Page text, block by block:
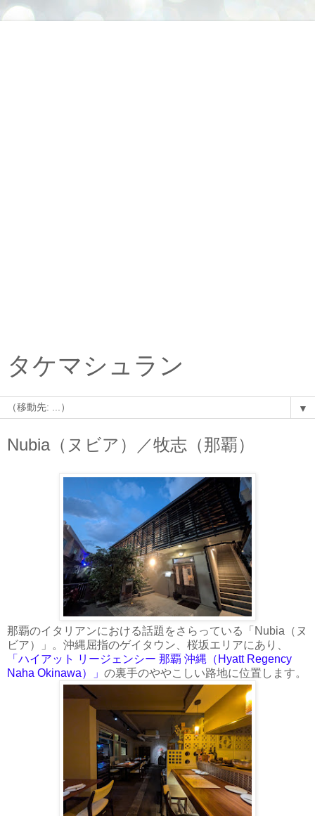
タケマシュラン
▼
Nubia（ヌビア）／牧志（那覇）
那覇のイタリアンにおける話題をさらっている「Nubia（ヌ
ビア）」。沖縄屈指のゲイタウン、桜坂エリアにあり、
「ハイアット リージェンシー 那覇 沖縄（Hyatt Regency
Naha Okinawa）」 の裏手のややこしい路地に位置します。